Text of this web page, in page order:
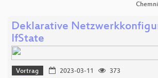
Deklarative
IfState
Vortrag 2023-03-11
373